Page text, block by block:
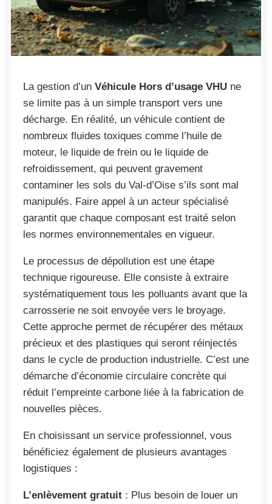
La gestion d’un Véhicule Hors d’usage VHU ne
se limite pas à un simple transport vers une
décharge. En réalité, un véhicule contient de
nombreux fluides toxiques comme l’huile de
moteur, le liquide de frein ou le liquide de
refroidissement, qui peuvent gravement
contaminer les sols du Val-d’Oise s’ils sont mal
manipulés. Faire appel à un acteur spécialisé
garantit que chaque composant est traité selon
les normes environnementales en vigueur.
Le processus de dépollution est une étape
technique rigoureuse. Elle consiste à extraire
systématiquement tous les polluants avant que la
carrosserie ne soit envoyée vers le broyage.
Cette approche permet de récupérer des métaux
précieux et des plastiques qui seront réinjectés
dans le cycle de production industrielle. C’est une
démarche d’économie circulaire concrète qui
réduit l’empreinte carbone liée à la fabrication de
nouvelles pièces.
En choisissant un service professionnel, vous
bénéficiez également de plusieurs avantages
logistiques :
L’enlèvement gratuit : Plus besoin de louer un